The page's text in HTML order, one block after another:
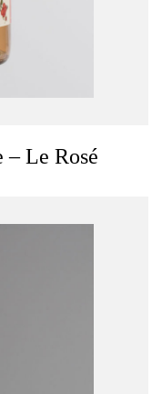
– Le Rosé